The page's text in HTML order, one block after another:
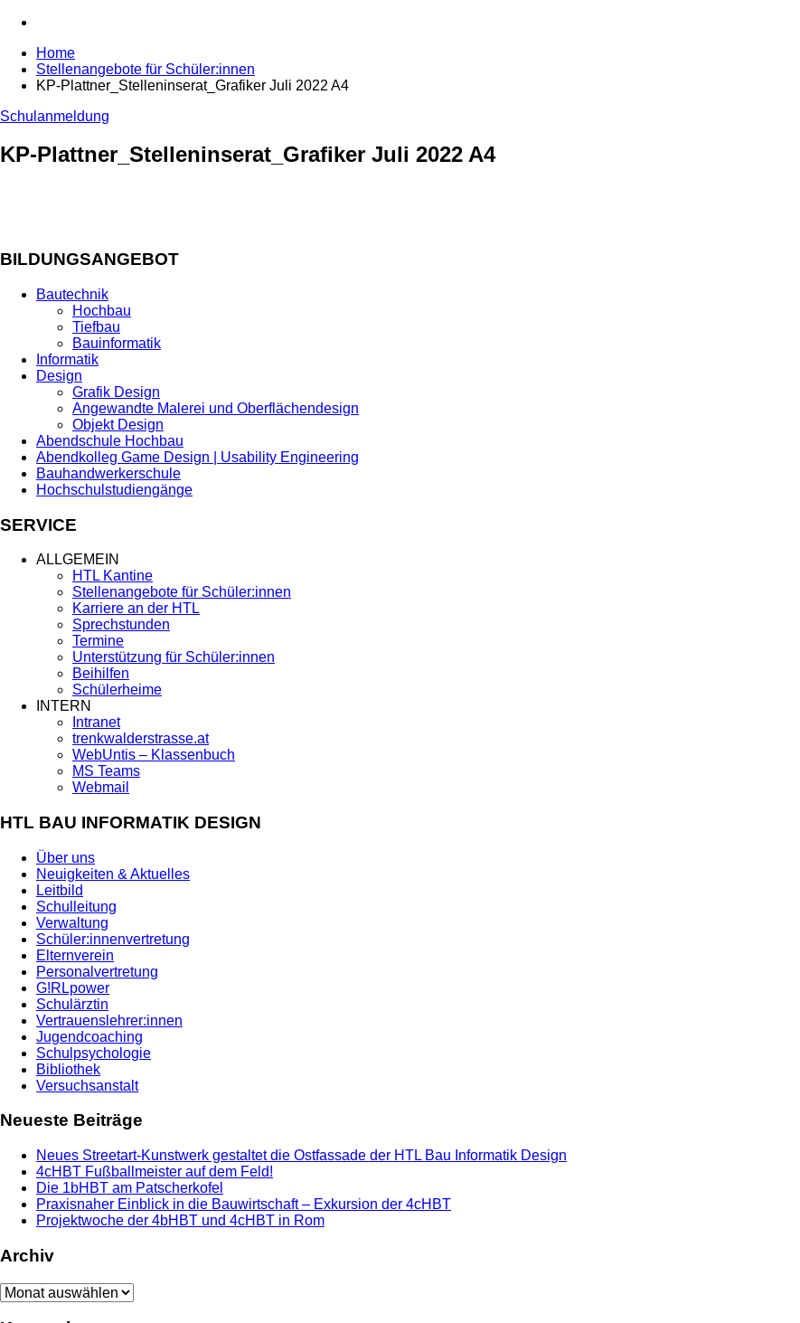
Home
Stellenangebote für Schüler:innen
KP-Plattner_Stelleninserat_Grafiker Juli 2022 A4
Schulanmeldung
KP-Plattner_Stelleninserat_Grafiker Juli 2022 A4
BILDUNGSANGEBOT
Bautechnik
Hochbau
Tiefbau
Bauinformatik
Informatik
Design
Grafik Design
Angewandte Malerei und Oberflächendesign
Objekt Design
Abendschule Hochbau
Abendkolleg Game Design | Usability Engineering
Bauhandwerkerschule
Hochschulstudiengänge
SERVICE
ALLGEMEIN
HTL Kantine
Stellenangebote für Schüler:innen
Karriere an der HTL
Sprechstunden
Termine
Unterstützung für Schüler:innen
Beihilfen
Schülerheime
INTERN
Intranet
trenkwalderstrasse.at
WebUntis – Klassenbuch
MS Teams
Webmail
HTL BAU INFORMATIK DESIGN
Über uns
Neuigkeiten & Aktuelles
Leitbild
Schulleitung
Verwaltung
Schüler:innenvertretung
Elternverein
Personalvertretung
G!RLpower
Schulärztin
Vertrauenslehrer:innen
Jugendcoaching
Schulpsychologie
Bibliothek
Versuchsanstalt
Neueste Beiträge
Neues Streetart-Kunstwerk gestaltet die Ostfassade der HTL Bau Informatik Design
4cHBT Fußballmeister auf dem Feld!
Die 1bHBT am Patscherkofel
Praxisnaher Einblick in die Bauwirtschaft – Exkursion der 4cHBT
Projektwoche der 4bHBT und 4cHBT in Rom
Archiv
Archiv